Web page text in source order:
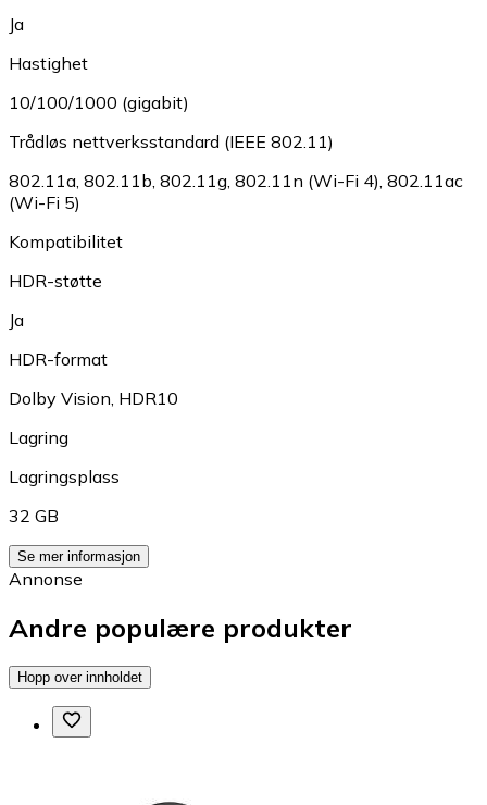
Ja
Hastighet
10/100/1000 (gigabit)
Trådløs nettverksstandard (IEEE 802.11)
802.11a 802.11b 802.11g 802.11n (Wi-Fi 4) 802.11ac
(Wi-Fi 5)
Kompatibilitet
HDR-støtte
Ja
HDR-format
Dolby Vision HDR10
Lagring
Lagringsplass
32 GB
Se mer informasjon
Annonse
Andre populære produkter
Hopp over innholdet